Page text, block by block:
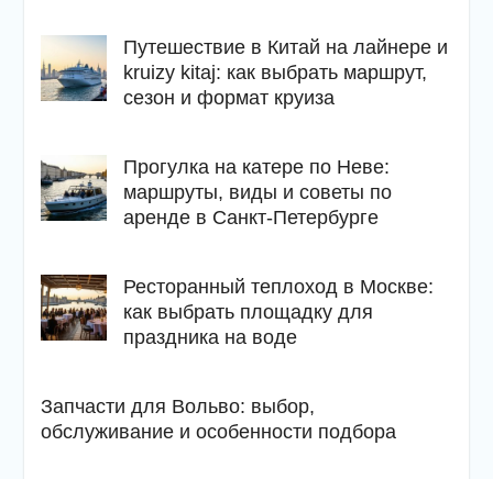
Путешествие в Китай на лайнере и
kruizy kitaj: как выбрать маршрут,
сезон и формат круиза
Прогулка на катере по Неве:
маршруты, виды и советы по
аренде в Санкт-Петербурге
Ресторанный теплоход в Москве:
как выбрать площадку для
праздника на воде
Запчасти для Вольво: выбор,
обслуживание и особенности подбора